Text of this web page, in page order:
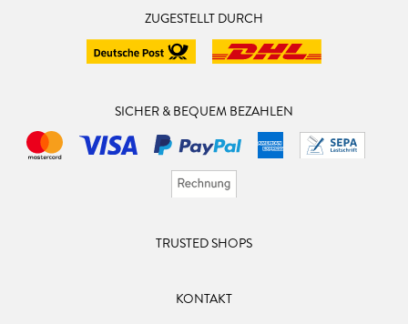
ZUGESTELLT DURCH
SICHER & BEQUEM BEZAHLEN
TRUSTED SHOPS
KONTAKT